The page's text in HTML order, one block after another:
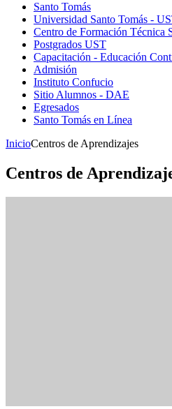
Santo Tomás
Universidad Santo Tomás -
Centro de Formación Técnica
Postgrados UST
Capacitación - Educación
Admisión
Instituto Confucio
Sitio Alumnos - DAE
Egresados
Santo Tomás en Línea
InicioCentros de Aprendizajes
Centros de